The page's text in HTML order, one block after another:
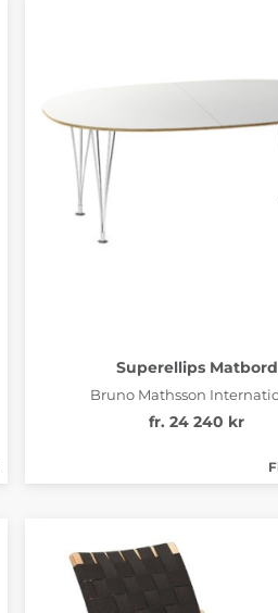
Superellips Matbord
Bruno Mathsson
fr. 24 240 kr